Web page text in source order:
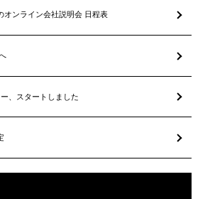
オンライン会社説明会 日程表
、スタートしました